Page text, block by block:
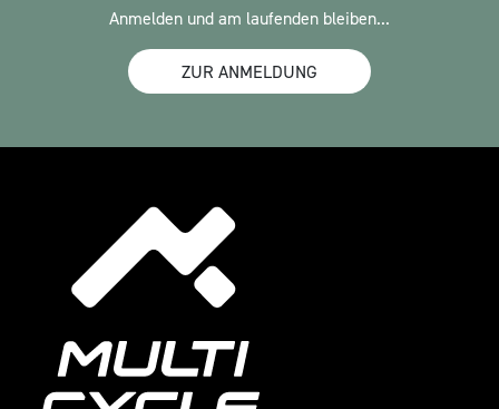
Anmelden und am laufenden bleiben...
ZUR ANMELDUNG